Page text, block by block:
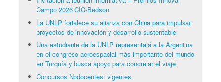
Campo 2026 CIC-Bedson
La UNLP fortalece su alianza con China para impulsar
proyectos de innovación y desarrollo sustentable
Una estudiante de la UNLP representará a la Argentina
en el congreso aeroespacial más importante del mundo
en Turquía y busca apoyo para concretar el viaje
Concursos Nodocentes: vigentes